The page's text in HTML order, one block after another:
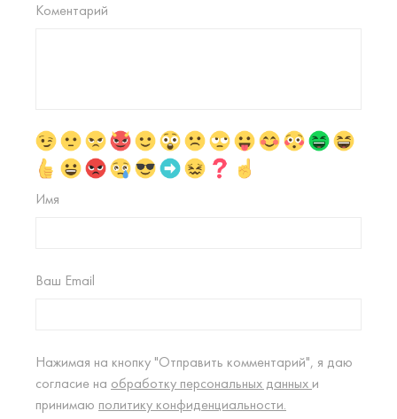
Коментарий
Имя
Ваш Email
Нажимая на кнопку "Отправить комментарий", я даю
согласие на обработку персональных данных и
принимаю политику конфиденциальности.